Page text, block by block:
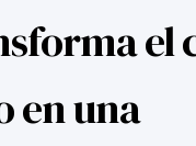
el
en una